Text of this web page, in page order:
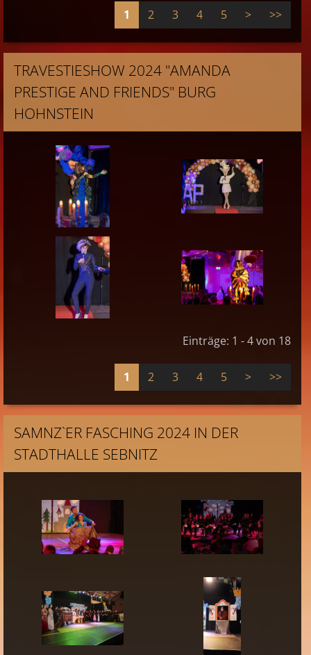
1 2 3 4 5 > >>
TRAVESTIESHOW 2024 "AMANDA
PRESTIGE AND FRIENDS" BURG
HOHNSTEIN
Einträge: 1 - 4 von 18
1 2 3 4 5 > >>
SAMNZ`ER FASCHING 2024 IN DER
STADTHALLE SEBNITZ